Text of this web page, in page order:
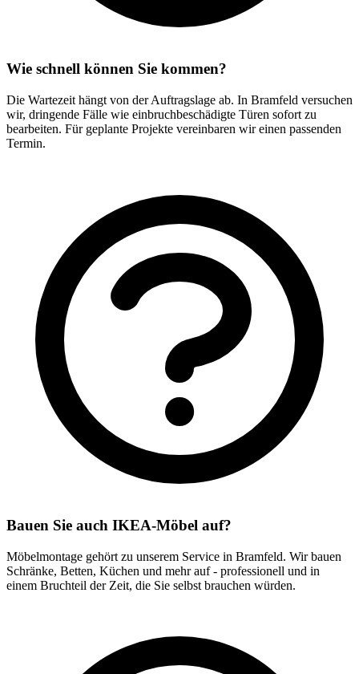
Wie schnell können Sie kommen?
Die Wartezeit hängt von der Auftragslage ab. In Bramfeld versuchen
wir, dringende Fälle wie einbruchbeschädigte Türen sofort zu
bearbeiten. Für geplante Projekte vereinbaren wir einen passenden
Termin.
Bauen Sie auch IKEA-Möbel auf?
Möbelmontage gehört zu unserem Service in Bramfeld. Wir bauen
Schränke, Betten, Küchen und mehr auf - professionell und in
einem Bruchteil der Zeit, die Sie selbst brauchen würden.